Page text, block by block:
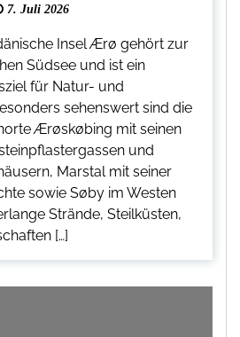
7. Juli 2026
Insel Ærø gehört zur
Südsee und ist ein
für Natur- und
sehenswert sind die
Ærøskøbing mit seinen
und
Marstal mit seiner
sowie Søby im Westen
Strände, Steilküsten,
[…]